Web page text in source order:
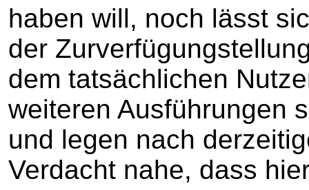
haben will, noch lässt
der
dem tatsächlichen
weiteren Ausführungen
und legen nach
Verdacht nahe, dass